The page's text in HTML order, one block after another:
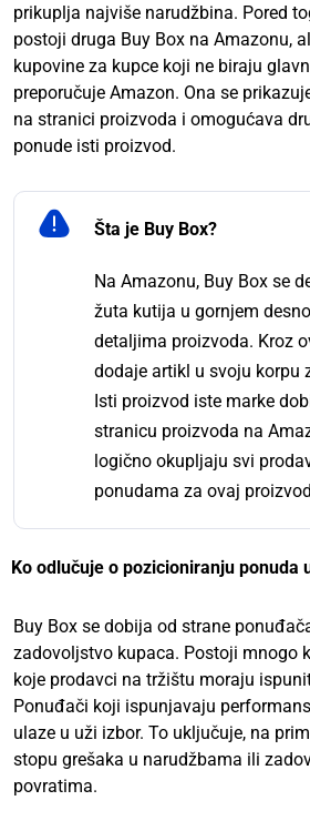
prikuplja najviše narudžbina. Pored
postoji druga Buy Box na Amazonu,
kupovine za kupce koji ne biraju
preporučuje Amazon. Ona se
na stranici proizvoda i omogućava
ponude isti proizvod.
Šta je Buy Box?
Na Amazonu, Buy Box se
žuta kutija u gornjem
detaljima proizvoda. Kroz
dodaje artikl u svoju korpu
Isti proizvod iste marke
stranicu proizvoda na
logično okupljaju svi
ponudama za ovaj
Ko odlučuje o pozicioniranju ponuda
Buy Box se dobija od strane
zadovoljstvo kupaca. Postoji mnogo
koje prodavci na tržištu moraju
Ponuđači koji ispunjavaju
ulaze u uži izbor. To uključuje, na
stopu grešaka u narudžbama ili
povratima.